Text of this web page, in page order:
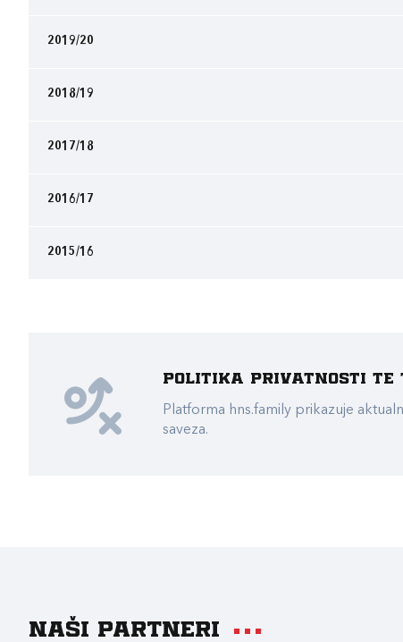
2019/20
2018/19
2017/18
2016/17
2015/16
Politika privatnosti te
Platforma hns.family prikazuje
saveza.
Naši partneri